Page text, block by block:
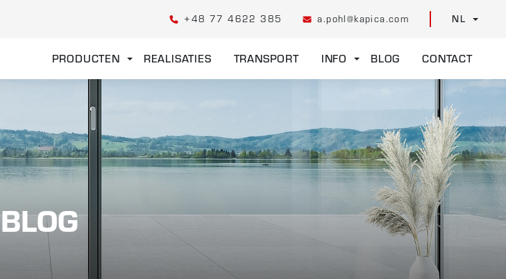
+48 77 4622 385 a.pohl@kapica.com NL
PRODUCTEN REALISATIES TRANSPORT INFO BLOG CONTACT
BLOG